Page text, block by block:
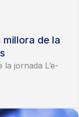
de la
jornada L’e-